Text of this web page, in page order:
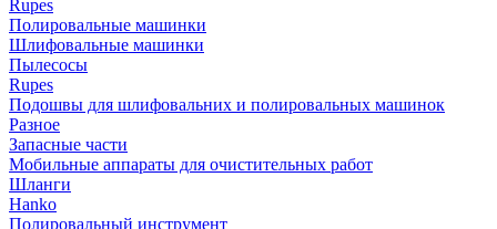
Rupes
Полировальные машинки
Шлифовальные машинки
Пылесосы
Rupes
Подошвы для шлифовальних и полировальных машинок
Разное
Запасные части
Мобильные аппараты для очистительных работ
Шланги
Hanko
Полировальный инструмент